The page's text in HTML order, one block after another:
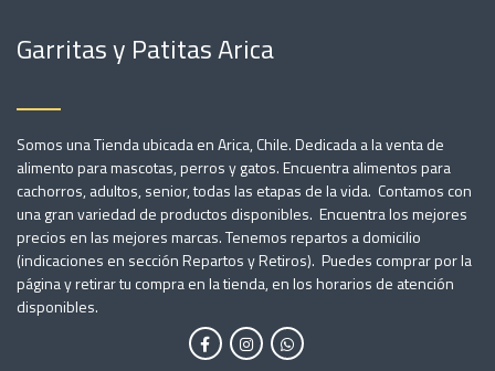
Garritas y Patitas Arica
Somos una Tienda ubicada en Arica, Chile. Dedicada a la venta de
alimento para mascotas, perros y gatos. Encuentra alimentos para
cachorros, adultos, senior, todas las etapas de la vida. Contamos con
una gran variedad de productos disponibles. Encuentra los mejores
precios en las mejores marcas. Tenemos repartos a domicilio
(indicaciones en sección Repartos y Retiros). Puedes comprar por la
página y retirar tu compra en la tienda, en los horarios de atención
disponibles.